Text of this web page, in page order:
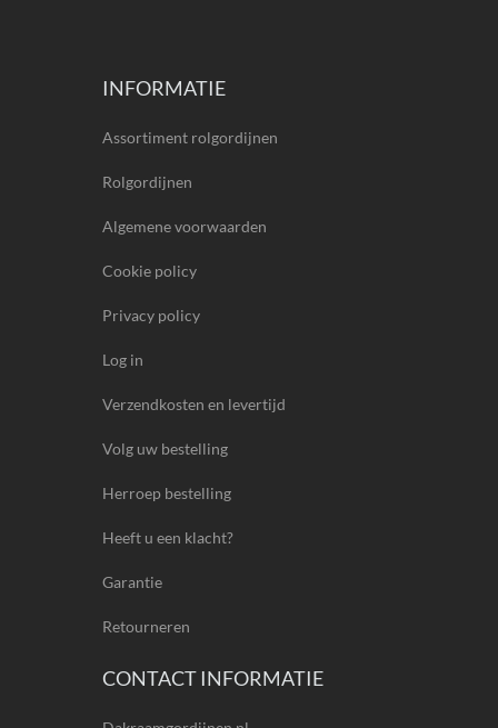
INFORMATIE
Assortiment rolgordijnen
Rolgordijnen
Algemene voorwaarden
Cookie policy
Privacy policy
Log in
Verzendkosten en levertijd
Volg uw bestelling
Herroep bestelling
Heeft u een klacht?
Garantie
Retourneren
CONTACT INFORMATIE